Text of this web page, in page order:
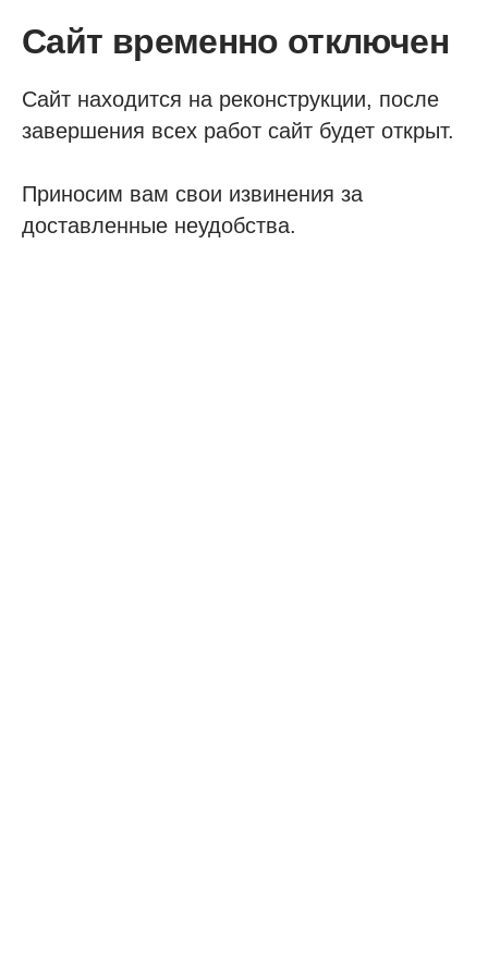
Сайт временно отключен
Сайт находится на реконструкции, после
завершения всех работ сайт будет открыт.
Приносим вам свои извинения за
доставленные неудобства.